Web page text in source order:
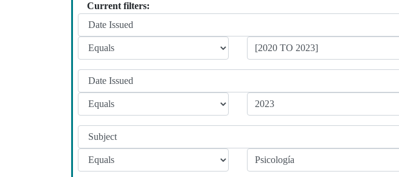
Current filters: